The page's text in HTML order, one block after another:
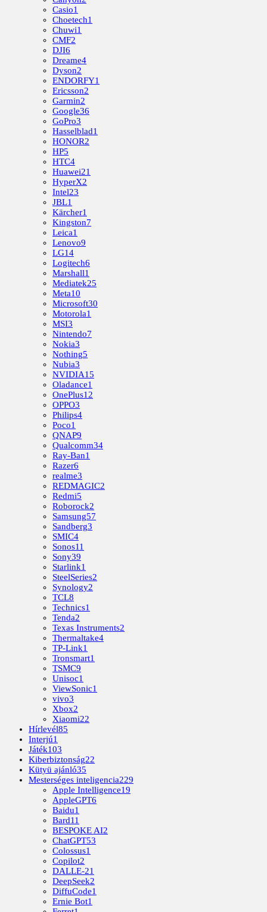
Casio1
Choetech1
Chuwi1
CMF2
DJI6
Dreame4
Dyson2
ENDORFY1
Ericsson2
Garmin2
Google36
GoPro3
Hasselblad1
HONOR2
HP5
HTC4
Huawei21
HyperX2
Intel23
JBL1
Kärcher1
Kingston7
Leica1
Lenovo9
LG14
Logitech6
Marshall1
Mediatek25
Meta10
Microsoft30
Motorola1
MSI3
Nintendo7
Nokia3
Nothing5
Nubia3
NVIDIA15
Oladance1
OnePlus12
OPPO3
Philips4
Poco1
QNAP9
Qualcomm34
Ray-Ban1
Razer6
realme3
REDMAGIC2
Redmi5
Roborock2
Samsung57
Sandberg3
SMIC4
Sonos11
Sony39
Starlink1
SteelSeries2
Synology2
TCL8
Technics1
Tenda2
Texas Instruments2
Thermaltake4
TP-Link1
Tronsmart1
TSMC9
Unisoc1
ViewSonic1
vivo3
Xbox2
Xiaomi22
Hírlevél85
Interjú1
Játék103
Kiberbiztonság22
Kütyü ajánló35
Mesterséges inteligencia229
Apple Intelligence19
AppleGPT6
Baidu1
Bard11
BESPOKE AI2
ChatGPT53
Colossus1
Copilot2
DALLE-21
DeepSeek2
DiffuCode1
Ernie Bot1